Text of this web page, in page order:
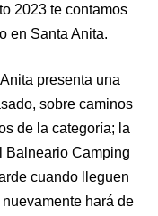
2023 te contamos
en Santa Anita.
presenta una
sobre caminos
de la categoría; la
Balneario Camping
cuando lleguen
hará de